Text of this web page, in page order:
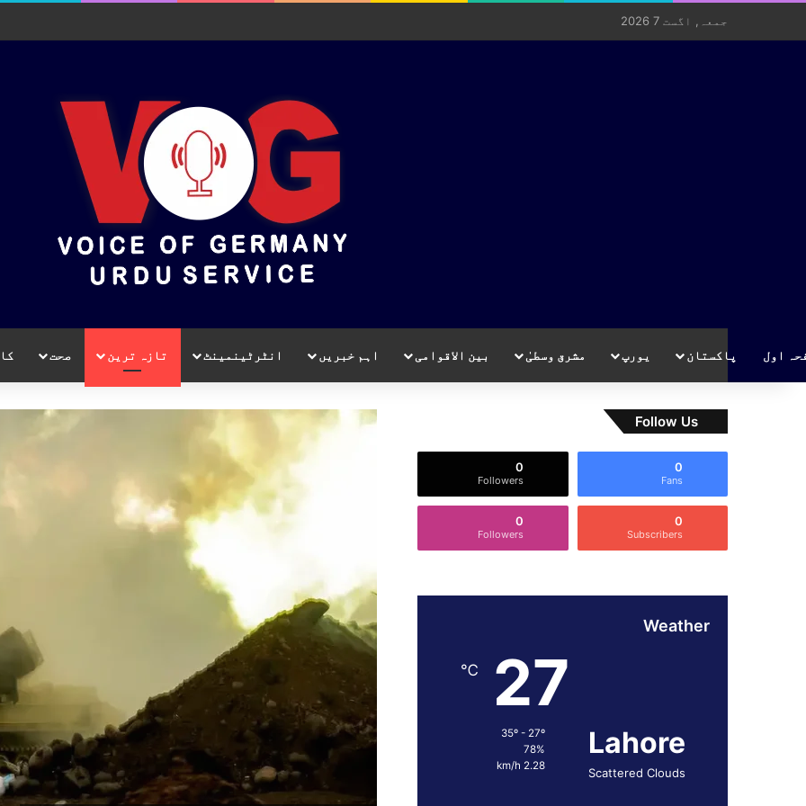
جمعہ, اگست 7 2026
اول پاکستان یورپ مشرق وسطیٰ بین الاقوامی اہم خبریں انٹرٹینمینٹ تازہ ترین صحت
Follow Us
0
Fans
0
Followers
0
Subscribers
0
Followers
Weather
Lahore
Scattered Clouds
27
℃
35º - 27º
78%
2.28 km/h